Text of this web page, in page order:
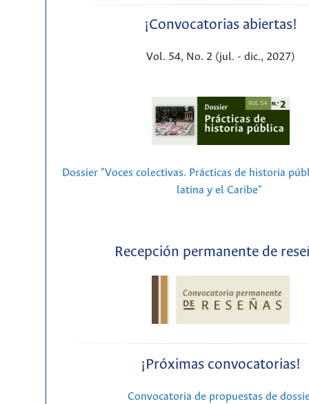
¡Convocatorias abiertas!
Vol. 54, No. 2 (jul. - dic., 2027)
Dossier "Voces colectivas. Prácticas de historia
latina y el Caribe"
Recepción permanente de
¡Próximas convocatorias!
Convocatoria de propuestas de